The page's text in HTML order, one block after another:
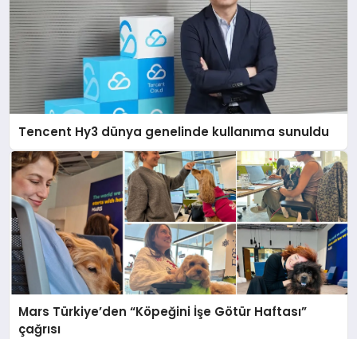
Tencent Hy3 dünya genelinde kullanıma sunuldu
Mars Türkiye’den “Köpeğini İşe Götür Haftası”
çağrısı